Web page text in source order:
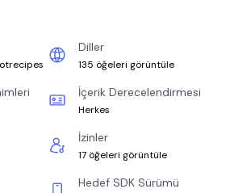
Diller
135 öğeleri görüntüle
İçerik Derecelendirmesi
Herkes
İzinler
17 öğeleri görüntüle
Hedef SDK Sürümü